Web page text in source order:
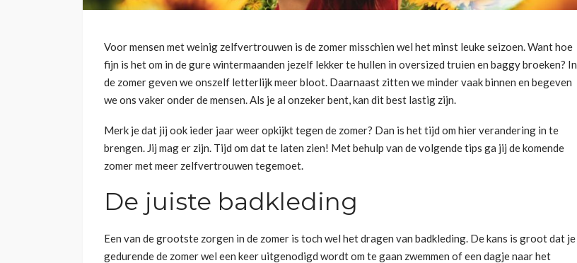
Voor mensen met weinig zelfvertrouwen is de zomer misschien wel het minst leuke seizoen. Want hoe
fijn is het om in de gure wintermaanden jezelf lekker te hullen in oversized truien en baggy broeken? In
de zomer geven we onszelf letterlijk meer bloot. Daarnaast zitten we minder vaak binnen en begeven
we ons vaker onder de mensen. Als je al onzeker bent, kan dit best lastig zijn.
Merk je dat jij ook ieder jaar weer opkijkt tegen de zomer? Dan is het tijd om hier verandering in te
brengen. Jij mag er zijn. Tijd om dat te laten zien! Met behulp van de volgende tips ga jij de komende
zomer met meer zelfvertrouwen tegemoet.
De juiste badkleding
Een van de grootste zorgen in de zomer is toch wel het dragen van badkleding. De kans is groot dat je
gedurende de zomer wel een keer uitgenodigd wordt om te gaan zwemmen of een dagje naar het